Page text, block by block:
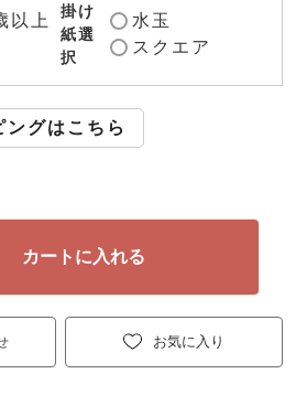
以上
掛け
紙選
択
水玉
スクエア
ングはこちら
お気に入り
カートに入れる